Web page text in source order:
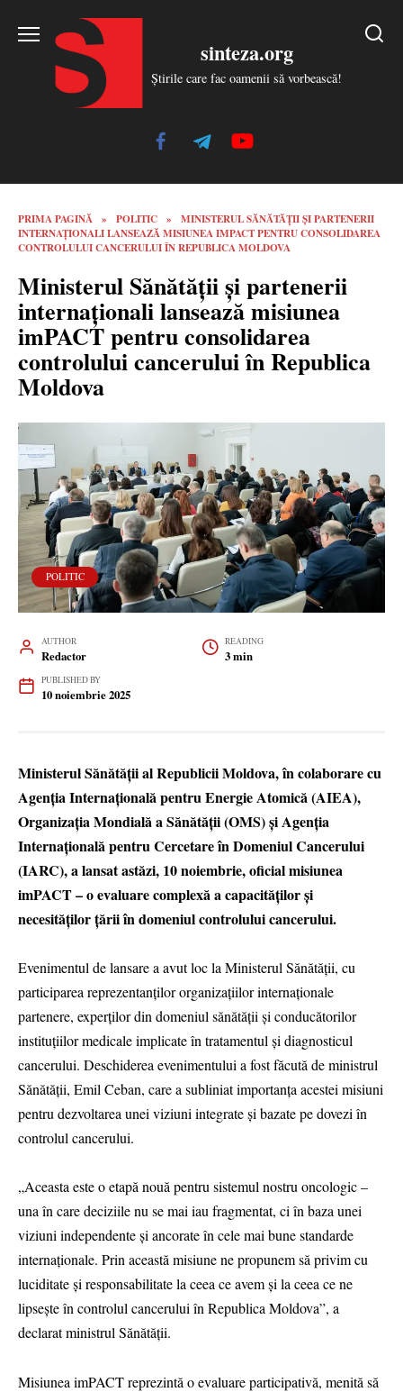
sinteza.org
Știrile care fac oamenii să vorbească!
PRIMA PAGINĂ » POLITIC »
MINISTERUL SĂNĂTĂȚII ȘI PARTENERII
INTERNAȚIONALI LANSEAZĂ MISIUNEA IMPACT PENTRU CONSOLIDAREA
CONTROLULUI CANCERULUI ÎN REPUBLICA MOLDOVA
Ministerul Sănătății și partenerii
internaționali lansează misiunea
imPACT pentru consolidarea
controlului cancerului în Republica
Moldova
POLITIC
AUTHOR
Redactor
READING
3 min
PUBLISHED BY
10 noiembrie 2025
Ministerul Sănătății al Republicii Moldova, în colaborare cu
Agenția Internațională pentru Energie Atomică (AIEA),
Organizația Mondială a Sănătății (OMS) și Agenția
Internațională pentru Cercetare în Domeniul Cancerului
(IARC), a lansat astăzi, 10 noiembrie, oficial misiunea
imPACT – o evaluare complexă a capacităților și
necesităților țării în domeniul controlului cancerului.
Evenimentul de lansare a avut loc la Ministerul Sănătății, cu
participarea reprezentanților organizațiilor internaționale
partenere, experților din domeniul sănătății și conducătorilor
instituțiilor medicale implicate în tratamentul și diagnosticul
cancerului. Deschiderea evenimentului a fost făcută de ministrul
Sănătății, Emil Ceban, care a subliniat importanța acestei misiuni
pentru dezvoltarea unei viziuni integrate și bazate pe dovezi în
controlul cancerului.
„Aceasta este o etapă nouă pentru sistemul nostru oncologic –
una în care deciziile nu se mai iau fragmentat, ci în baza unei
viziuni independente și ancorate în cele mai bune standarde
internaționale. Prin această misiune ne propunem să privim cu
luciditate și responsabilitate la ceea ce avem și la ceea ce ne
lipsește în controlul cancerului în Republica Moldova”, a
declarat ministrul Sănătății.
Misiunea imPACT reprezintă o evaluare participativă, menită să